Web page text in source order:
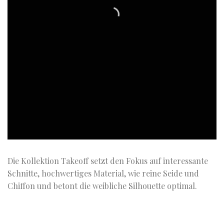
Die Kollektion Takeoff setzt den Fokus auf interessante
Schnitte, hochwertiges Material, wie reine Seide und
Chiffon und betont die weibliche Silhouette optimal.